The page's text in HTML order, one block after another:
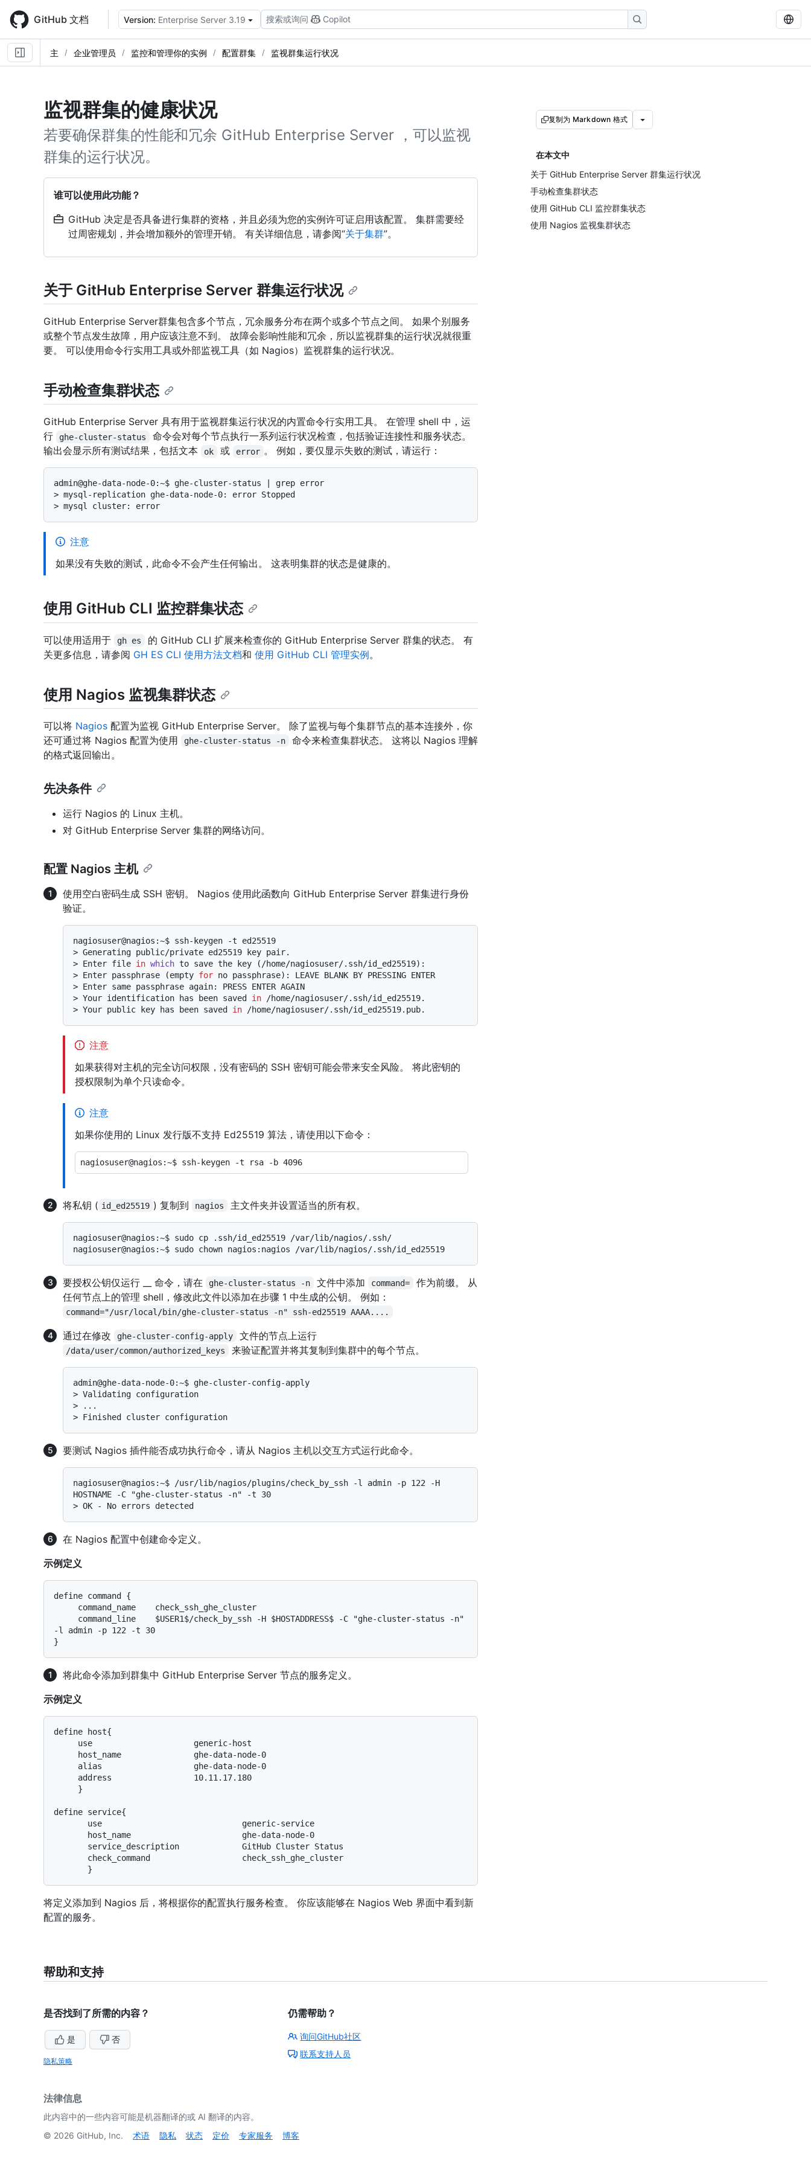
main
content
GitHub 文档 Version: Enterprise Server 3.19 搜索或询问 Copilot
主 企业管理员 监控和管理你的实例 配置群集 监视群集运行状况
监视群集的健康状况
若要确保群集的性能和冗余 GitHub Enterprise Server ，可以监视
群集的运行状况。
谁可以使用此功能？
GitHub 决定是否具备进行集群的资格，并且必须为您的实例许可证启用该配置。 集群需要经
过周密规划，并会增加额外的管理开销。 有关详细信息，请参阅“关于集群”。
复制为 Markdown 格式
在本文中
关于 GitHub Enterprise Server 群集运行状况
手动检查集群状态
使用 GitHub CLI 监控群集状态
使用 Nagios 监视集群状态
关于 GitHub Enterprise Server 群集运行状况
GitHub Enterprise Server群集包含多个节点，冗余服务分布在两个或多个节点之间。 如果个别服务
或整个节点发生故障，用户应该注意不到。 故障会影响性能和冗余，所以监视群集的运行状况就很重
要。 可以使用命令行实用工具或外部监视工具（如 Nagios）监视群集的运行状况。
手动检查集群状态
GitHub Enterprise Server 具有用于监视群集运行状况的内置命令行实用工具。 在管理 shell 中，运
行
ghe-cluster-status
命令会对每个节点执行一系列运行状况检查，包括验证连接性和服务状态。
输出会显示所有测试结果，包括文本
ok 或 error 。 例如，要仅显示失败的测试，请运行：
> mysql-replication ghe-data-node-0: error Stopped
> mysql cluster: error
注意
如果没有失败的测试，此命令不会产生任何输出。 这表明集群的状态是健康的。
使用 GitHub CLI 监控群集状态
可以使用适用于 gh es
的 GitHub CLI 扩展来检查你的 GitHub Enterprise Server 群集的状态。 有
关更多信息，请参阅 GH ES CLI 使用方法文档和 使用 GitHub CLI 管理实例。
使用 Nagios 监视集群状态
可以将 Nagios 配置为监视 GitHub Enterprise Server。 除了监视与每个集群节点的基本连接外，你
还可通过将 Nagios 配置为使用
ghe-cluster-status -n
命令来检查集群状态。 这将以 Nagios 理解
的格式返回输出。
先决条件
运行 Nagios 的 Linux 主机。
对 GitHub Enterprise Server 集群的网络访问。
配置 Nagios 主机
使用空白密码生成 SSH 密钥。 Nagios 使用此函数向 GitHub Enterprise Server 群集进行身份
验证。
> Generating public/private ed25519 key pair.
> Enter file in which to save the key (/home/nagiosuser/.ssh/id_ed25519):
> Enter passphrase (empty for no passphrase): LEAVE BLANK BY PRESSING ENTER
> Enter same passphrase again: PRESS ENTER AGAIN
> Your identification has been saved in /home/nagiosuser/.ssh/id_ed25519.
> Your public key has been saved in /home/nagiosuser/.ssh/id_ed25519.pub.
注意
如果获得对主机的完全访问权限，没有密码的 SSH 密钥可能会带来安全风险。 将此密钥的
授权限制为单个只读命令。
注意
如果你使用的 Linux 发行版不支持 Ed25519 算法，请使用以下命令：
将私钥 ( id_ed25519 ) 复制到 nagios 主文件夹并设置适当的所有权。
nagiosuser@nagios:~$ sudo cp .ssh/id_ed25519 /var/lib/nagios/.ssh/
要授权公钥仅运行 __ 命令，请在 ghe-cluster-status -n 文件中添加 command=
作为前缀。 从
任何节点上的管理 shell，修改此文件以添加在步骤 1 中生成的公钥。 例如：
command="/usr/local/bin/ghe-cluster-status -n" ssh-ed25519 AAAA....
通过在修改 ghe-cluster-config-apply 文件的节点上运行
/data/user/common/authorized_keys 来验证配置并将其复制到集群中的每个节点。
> Validating configuration
>
...
> Finished cluster configuration
要测试 Nagios 插件能否成功执行命令，请从 Nagios 主机以交互方式运行此命令。
nagiosuser@nagios:~$ /usr/lib/nagios/plugins/check_by_ssh -l admin -p 122 -H
> OK - No errors detected
在 Nagios 配置中创建命令定义。
示例定义
define command {
-l admin -p 122 -t 30
将此命令添加到群集中 GitHub Enterprise Server 节点的服务定义。
示例定义
define host{
define service{
将定义添加到 Nagios 后，将根据你的配置执行服务检查。 你应该能够在 Nagios Web 界面中看到新
配置的服务。
帮助和支持
是否找到了所需的内容？
是 否
隐私策略
仍需帮助？
询问GitHub社区
联系支持人员
法律信息
此内容中的一些内容可能是机器翻译的或 AI 翻译的内容。
© 2026 GitHub, Inc. 术语 隐私 状态 定价 专家服务 博客